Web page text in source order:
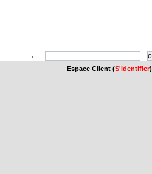
Espace Client (S'identifier)